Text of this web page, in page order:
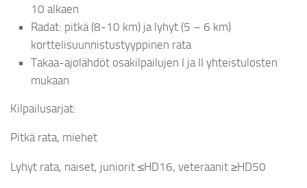
10 alkaen
Radat: pitkä (8-10 km) ja lyhyt (5 – 6 km)
korttelisuunnistustyyppinen rata
Takaa-ajolähdöt osakilpailujen I ja II yhteistulosten
mukaan
Kilpailusarjat:
Pitkä rata, miehet
Lyhyt rata, naiset, juniorit ≤HD16, veteraanit ≥HD50